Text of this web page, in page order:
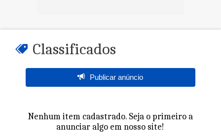
Classificados
Publicar anúncio
Nenhum item cadastrado. Seja o primeiro a
anunciar algo em nosso site!